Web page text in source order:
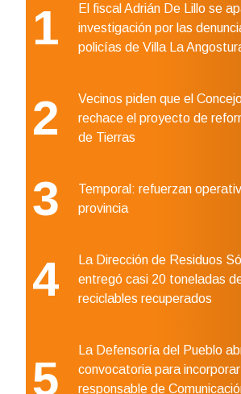
1
El fiscal Adrián De Lillo se
investigación por las
policías de Villa La
2
Vecinos piden que el
rechace el proyecto de
de Tierras
3
Temporal: refuerzan
provincia
4
La Dirección de Residuos
entregó casi 20 toneladas
reciclables recuperados
5
La Defensoría del Pueblo
convocatoria para
responsable de